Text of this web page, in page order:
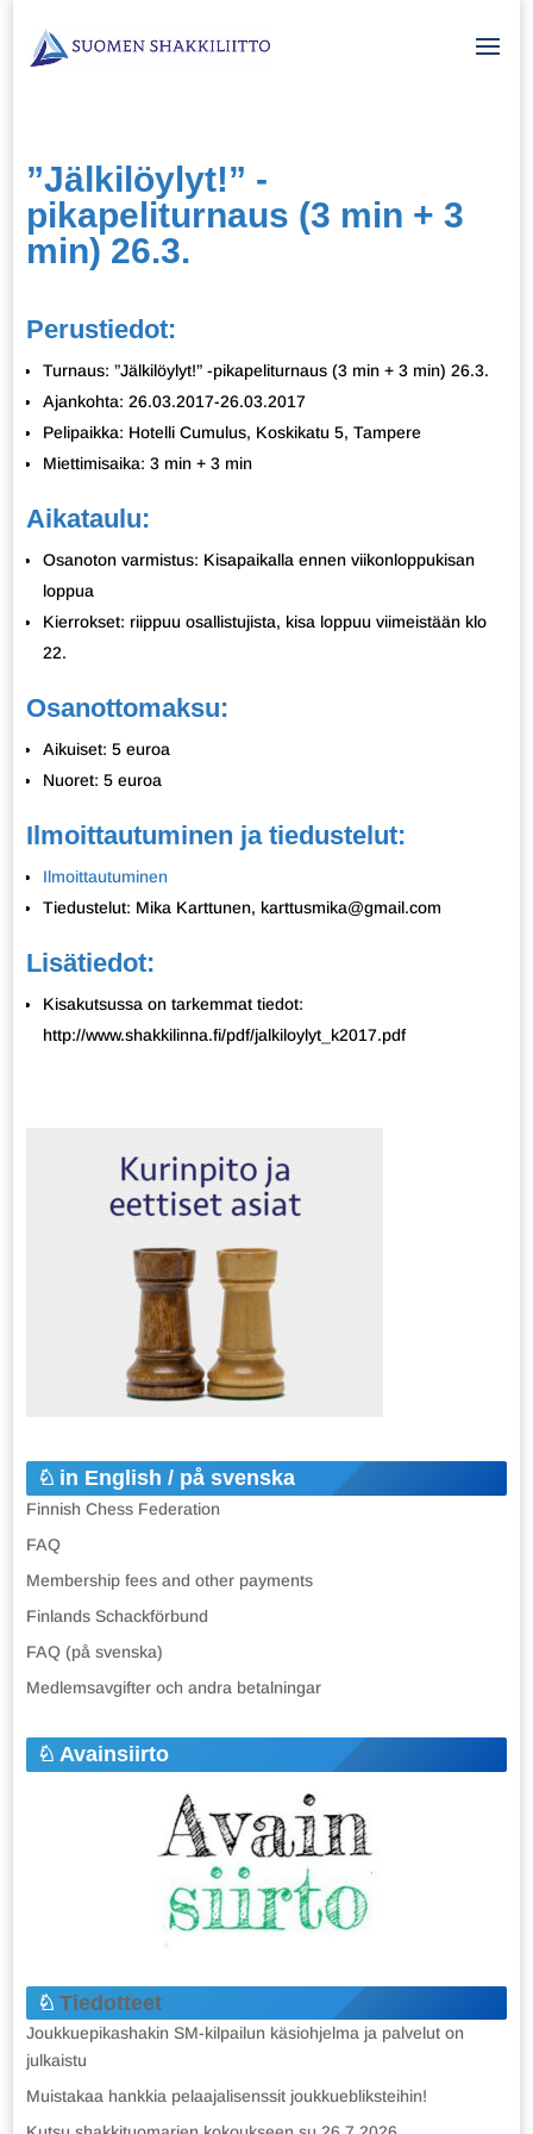
”Jälkilöylyt!” -
pikapeliturnaus (3 min + 3
min) 26.3.
Perustiedot:
Turnaus: ”Jälkilöylyt!” -pikapeliturnaus (3 min + 3 min) 26.3.
Ajankohta: 26.03.2017-26.03.2017
Pelipaikka: Hotelli Cumulus, Koskikatu 5, Tampere
Miettimisaika: 3 min + 3 min
Aikataulu:
Osanoton varmistus: Kisapaikalla ennen viikonloppukisan
loppua
Kierrokset: riippuu osallistujista, kisa loppuu viimeistään klo
22.
Osanottomaksu:
Aikuiset: 5 euroa
Nuoret: 5 euroa
Ilmoittautuminen ja tiedustelut:
Ilmoittautuminen
Tiedustelut: Mika Karttunen, karttusmika@gmail.com
Lisätiedot:
Kisakutsussa on tarkemmat tiedot:
http://www.shakkilinna.fi/pdf/jalkiloylyt_k2017.pdf
in English / på svenska
Finnish Chess Federation
FAQ
Membership fees and other payments
Finlands Schackförbund
FAQ (på svenska)
Medlemsavgifter och andra betalningar
Avainsiirto
Tiedotteet
Joukkuepikashakin SM-kilpailun käsiohjelma ja palvelut on
julkaistu
Muistakaa hankkia pelaajalisenssit joukkuebliksteihin!